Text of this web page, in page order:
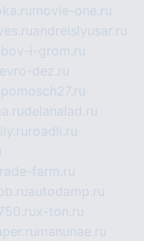
movie-one.ru
andreislyusar.ru
i-grom.ru
evro-dez.ru
delanalad.ru
roadli.ru
farm.ru
autodamp.ru
x-ton.ru
manunae.ru